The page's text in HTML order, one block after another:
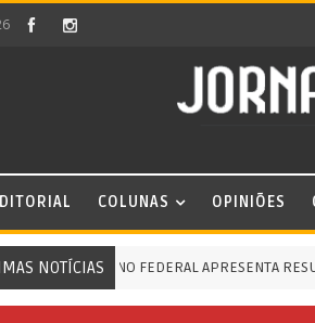
COLUNAS OPINIÕES
NOTÍCIAS
GOVERNO FEDERAL APRESENTA